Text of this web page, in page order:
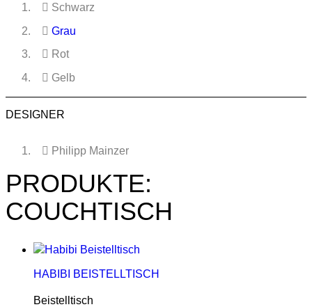
Schwarz
Grau
Rot
Gelb
DESIGNER
Philipp Mainzer
PRODUKTE:
COUCHTISCH
HABIBI BEISTELLTISCH
Beistelltisch